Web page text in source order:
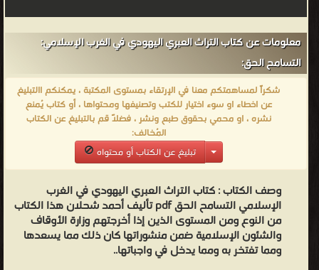
معلومات عن كتاب التراث العبري اليهودي في الغرب الإسلامي:
التسامح الحق:
شكراً لمساهمتكم معنا في الإرتقاء بمستوى المكتبة ، يمكنكم االتبليغ
عن اخطاء او سوء اختيار للكتب وتصنيفها ومحتواها ، أو كتاب يُمنع
نشره ، او محمي بحقوق طبع ونشر ، فضلاً قم بالتبليغ عن الكتاب
المُخالف:
تبليغ عن الكتاب أو محتواه
وصف الكتاب :كتاب التراث العبري اليهودي في الغرب
الإسلامي التسامح الحق pdf تأليف أحمد شحلان هذا الكتاب
من النوع ومن المستوى الذين إذا أخرجتهم وزارة الأوقاف
والشئون الإسلامية ضمن منشوراتها كان ذلك مما يسعدها
ومما تفتخر به ومما يدخل في واجباتها..